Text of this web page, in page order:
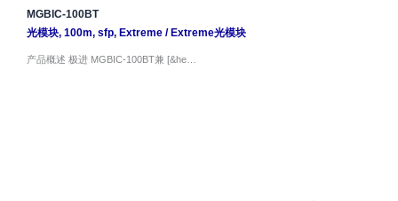
MGBIC-100BT
光模块, 100m, sfp, Extreme/ Extreme光模块
产品概述 极进 MGBIC-100BT兼 [&he…